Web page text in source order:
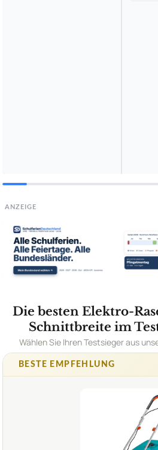
ANZEIGE
Die besten Elektro-
Schnittbreite im
Wählen Sie Ihren Testsieger aus
BESTE EMPFEHLUNG